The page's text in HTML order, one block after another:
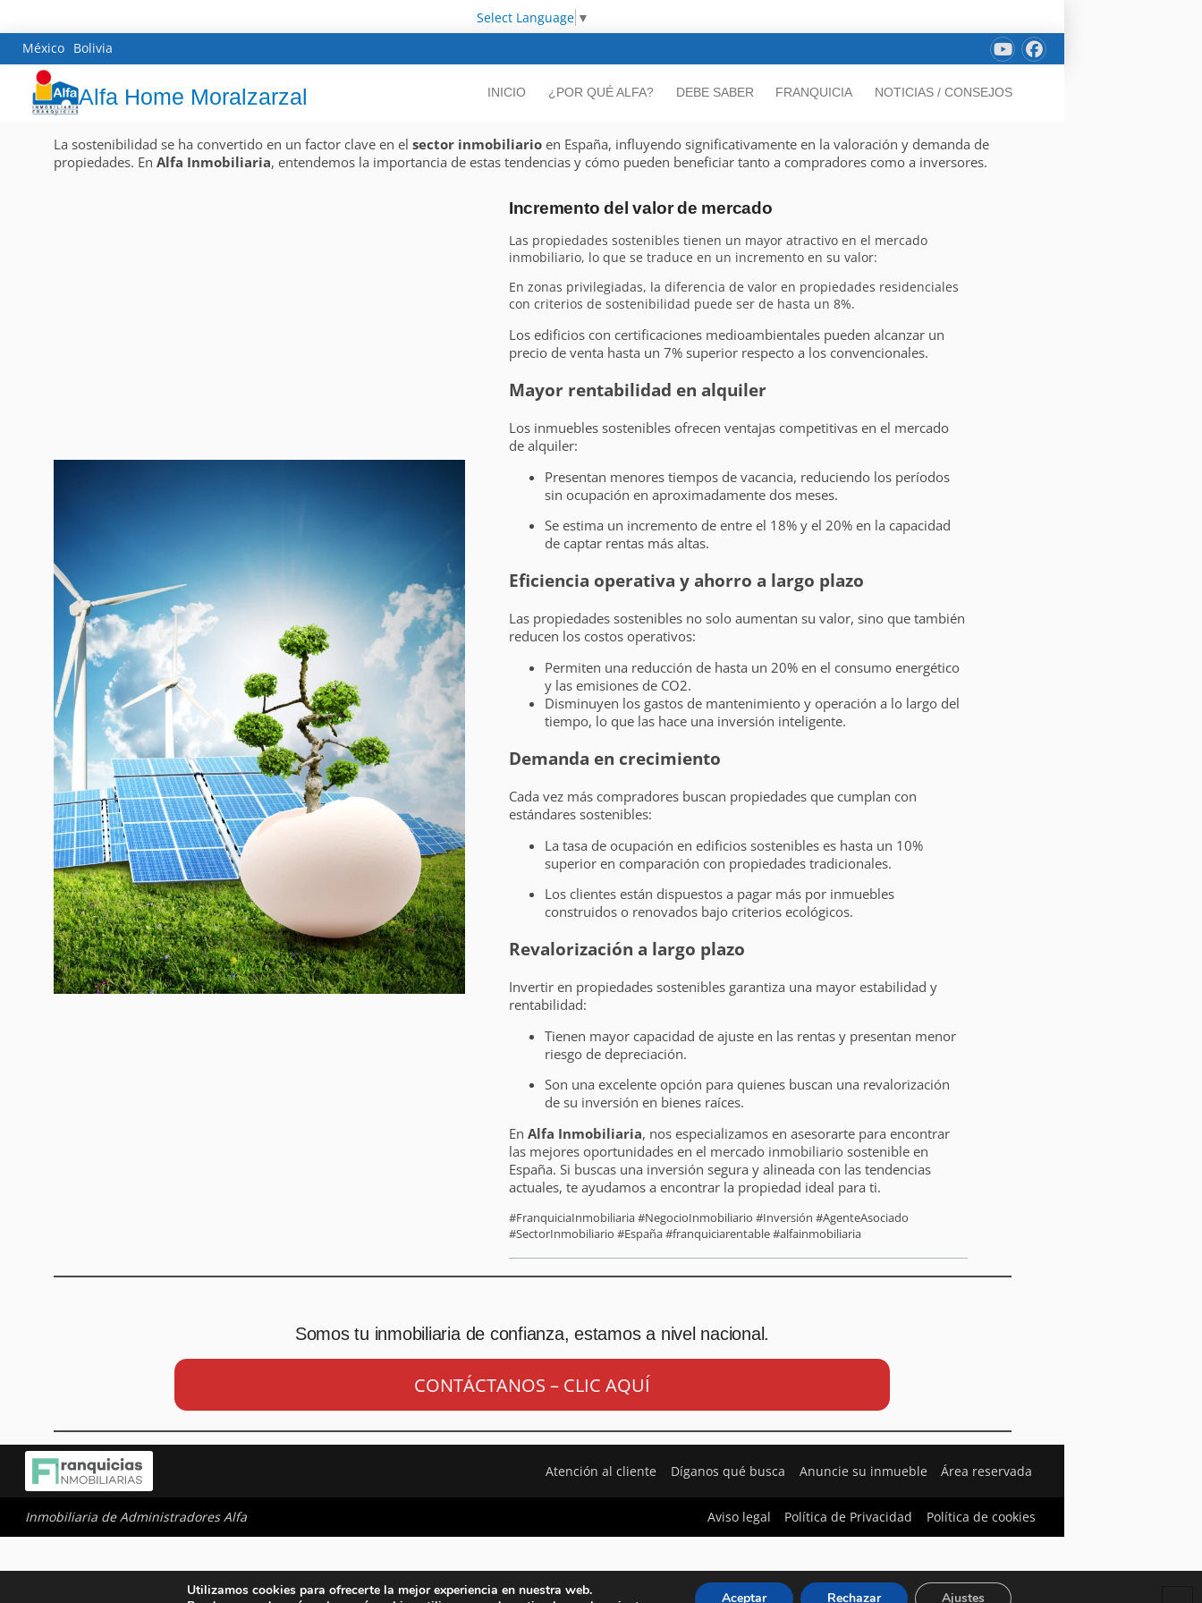
Select Language ▼
México Bolivia
Alfa Home Moralzarzal INICIO ¿POR QUÉ ALFA? DEBE SABER FRANQUICIA NOTICIAS / CONSEJOS
La sostenibilidad se ha convertido en un factor clave en el sector inmobiliarioen España, influyendo significativamente en la valoración y demanda de
propiedades. En Alfa Inmobiliaria, entendemos la importancia de estas tendencias y cómo pueden beneficiar tanto a compradores como a inversores.
Incremento del valor de mercado
Las propiedades sostenibles tienen un mayor atractivo en el mercado
inmobiliario, lo que se traduce en un incremento en su valor:
En zonas privilegiadas, la diferencia de valor en propiedades residenciales
con criterios de sostenibilidad puede ser de hasta un 8%.
Los edificios con certificaciones medioambientales pueden alcanzar un
precio de venta hasta un 7% superior respecto a los convencionales.
Mayor rentabilidad en alquiler
Los inmuebles sostenibles ofrecen ventajas competitivas en el mercado
de alquiler:
Presentan menores tiempos de vacancia, reduciendo los períodos
sin ocupación en aproximadamente dos meses.
Se estima un incremento de entre el 18% y el 20% en la capacidad
de captar rentas más altas.
Eficiencia operativa y ahorro a largo plazo
Las propiedades sostenibles no solo aumentan su valor, sino que también
reducen los costos operativos:
Permiten una reducción de hasta un 20% en el consumo energético
y las emisiones de CO2.
Disminuyen los gastos de mantenimiento y operación a lo largo del
tiempo, lo que las hace una inversión inteligente.
Demanda en crecimiento
Cada vez más compradores buscan propiedades que cumplan con
estándares sostenibles:
La tasa de ocupación en edificios sostenibles es hasta un 10%
superior en comparación con propiedades tradicionales.
Los clientes están dispuestos a pagar más por inmuebles
construidos o renovados bajo criterios ecológicos.
Revalorización a largo plazo
Invertir en propiedades sostenibles garantiza una mayor estabilidad y
rentabilidad:
Tienen mayor capacidad de ajuste en las rentas y presentan menor
riesgo de depreciación.
Son una excelente opción para quienes buscan una revalorización
de su inversión en bienes raíces.
En Alfa Inmobiliaria, nos especializamos en asesorarte para encontrar
las mejores oportunidades en el mercado inmobiliario sostenible en
España. Si buscas una inversión segura y alineada con las tendencias
actuales, te ayudamos a encontrar la propiedad ideal para ti.
#FranquiciaInmobiliaria #NegocioInmobiliario #Inversión #AgenteAsociado
#SectorInmobiliario #España #franquiciarentable #alfainmobiliaria
Somos tu inmobiliaria de confianza, estamos a nivel nacional.
CONTÁCTANOS – CLIC AQUÍ
Atención al cliente Díganos qué busca Anuncie su inmueble Área reservada
Inmobiliaria de Administradores Alfa Aviso legal Política de Privacidad Política de cookies
Utilizamos cookies para ofrecerte la mejor experiencia en nuestra web.
Aceptar Rechazar Ajustes